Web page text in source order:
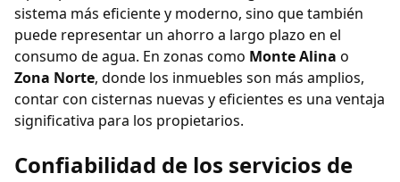
sistema más eficiente y moderno, sino que también
puede representar un ahorro a largo plazo en el
consumo de agua. En zonas como Monte Alina o
Zona Norte, donde los inmuebles son más amplios,
contar con cisternas nuevas y eficientes es una ventaja
significativa para los propietarios.
Confiabilidad de los servicios de